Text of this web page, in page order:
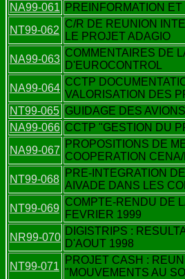
NA99-061 PREINFORMATION
NT99-062
C/R DE REUNION
LE PROJET ADAGIO
NA99-063
COMMENTAIRES DE
D'EUROCONTROL
NA99-064
CCTP
VALORISATION DES
NT99-065 GUIDAGE DES
NA99-066 CCTP "GESTION DU
NA99-067
PROPOSITIONS DE
COOPERATION
NT99-068
PRE-INTEGRATION
AIVADE DANS LES
NT99-069
COMPTE-RENDU DE
FEVRIER 1999
NR99-070
DIGISTRIPS :
D'AOUT 1998
NT99-071
PROJET CASH :
"MOUVEMENTS AU